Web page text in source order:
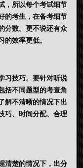
，所以每个考试细节
的考生，在备考细节
分数。更不说还有众
效率更低。
习技巧。要针对听说
括不同题型的考查角
解不清晰的情况下出
巧、时间分配、合理
清楚的情况下，出分